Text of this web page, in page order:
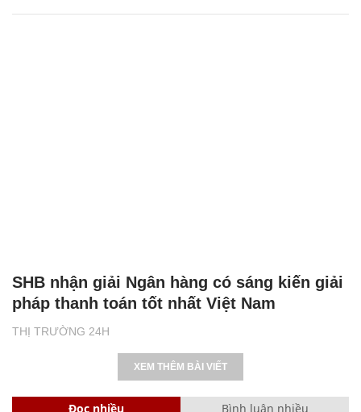
THỊ TRƯỜNG 24H
SHB nhận giải Ngân hàng có sáng kiến giải
pháp thanh toán tốt nhất Việt Nam
XEM THÊM BÀI VIẾT
Đọc nhiều Bình luận nhiều